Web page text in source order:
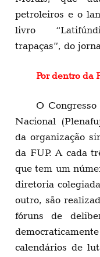
petroleiros e o
livro
trapaças”, do
Por dentro da
O
Nacional
da organização
da FUP. A cada
que tem um
diretoria
outro, são
fóruns de
calendários de